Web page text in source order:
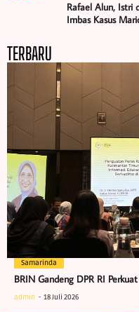
Rafael Alun, Istri
Imbas Kasus
TERBARU
Samarinda
BRIN Gandeng DPR RI
admin 18 Juli 2026